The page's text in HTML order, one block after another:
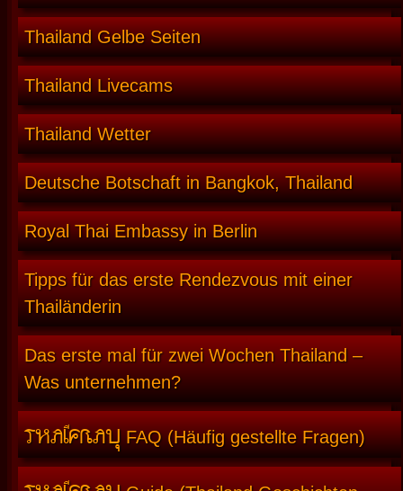
Thailand Gelbe Seiten
Thailand Livecams
Thailand Wetter
Deutsche Botschaft in Bangkok, Thailand
Royal Thai Embassy in Berlin
Tipps für das erste Rendezvous mit einer
Thailänderin
Das erste mal für zwei Wochen Thailand –
Was unternehmen?
THAIFRAUFAQ (Häufig gestellte Fragen)